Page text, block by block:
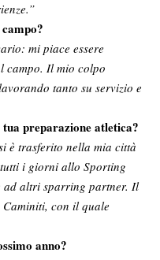
mi piace essere
campo. Il mio colpo
tanto su servizio e
preparazione atletica?
è trasferito nella mia città
i giorni allo Sporting
ad altri sparring partner. Il
con il quale
anno?